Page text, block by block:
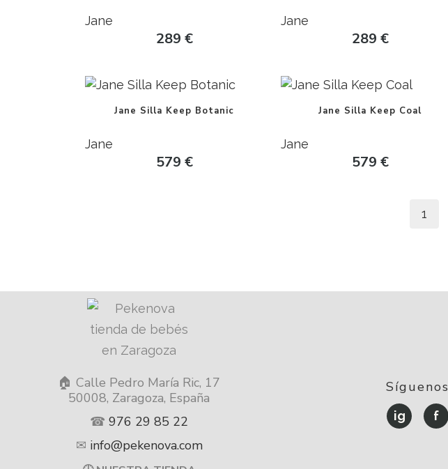
Jane
289 €
Jane
289 €
Jane Silla Keep Botanic
Jane
579 €
Jane Silla Keep Coal
Jane
579 €
1
🏠 Calle Pedro María Ric, 17
50008, Zaragoza, España
☎976 29 85 22
✉ info@pekenova.com
Síguenos
ig f